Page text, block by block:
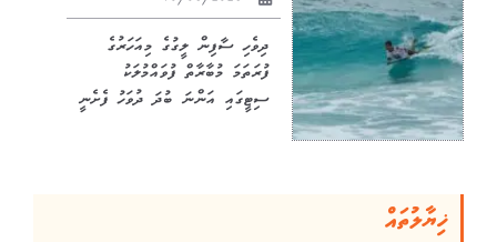
ދިވެހި ސާފިން ލީގުގެ މިއަހަރުގެ
ފުރަތަމަ މުބާރާތް ފުވައްމުލަކު
ސިޓީގައި އަންނަ ބުދަ ދުވަހު ފެށެނީ
ޚިޔާލުތައް